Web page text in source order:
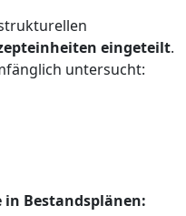
eingeteilt.
untersucht:
in Bestandsplänen: